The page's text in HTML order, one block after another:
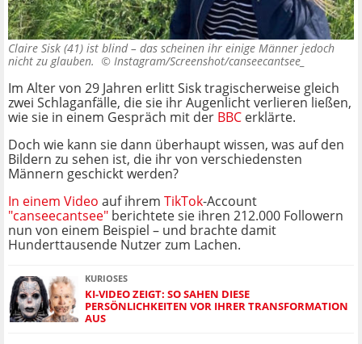
Claire Sisk (41) ist blind – das scheinen ihr einige Männer jedoch
nicht zu glauben. © Instagram/Screenshot/canseecantsee_
Im Alter von 29 Jahren erlitt Sisk tragischerweise gleich
zwei Schlaganfälle, die sie ihr Augenlicht verlieren ließen,
wie sie in einem Gespräch mit der BBC erklärte.
Doch wie kann sie dann überhaupt wissen, was auf den
Bildern zu sehen ist, die ihr von verschiedensten
Männern geschickt werden?
In einem Video auf ihrem TikTok-Account
"canseecantsee" berichtete sie ihren 212.000 Followern
nun von einem Beispiel – und brachte damit
Hunderttausende Nutzer zum Lachen.
KURIOSES
KI-VIDEO ZEIGT: SO SAHEN DIESE
PERSÖNLICHKEITEN VOR IHRER TRANSFORMATION
AUS